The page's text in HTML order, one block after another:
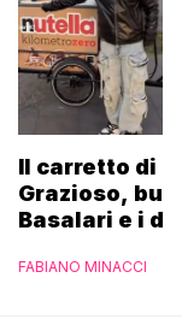
Il carretto di
Grazioso,
Basalari e i
Ferrero”
FABIANO MINACCI